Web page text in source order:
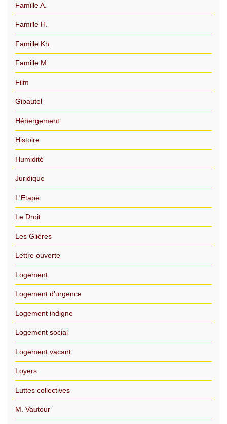
Famille A.
Famille H.
Famille Kh.
Famille M.
Film
Gibautel
Hébergement
Histoire
Humidité
Juridique
L'Etape
Le Droit
Les Glières
Lettre ouverte
Logement
Logement d'urgence
Logement indigne
Logement social
Logement vacant
Loyers
Luttes collectives
M. Vautour